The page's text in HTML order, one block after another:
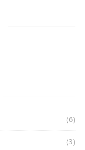
(6)
(3)